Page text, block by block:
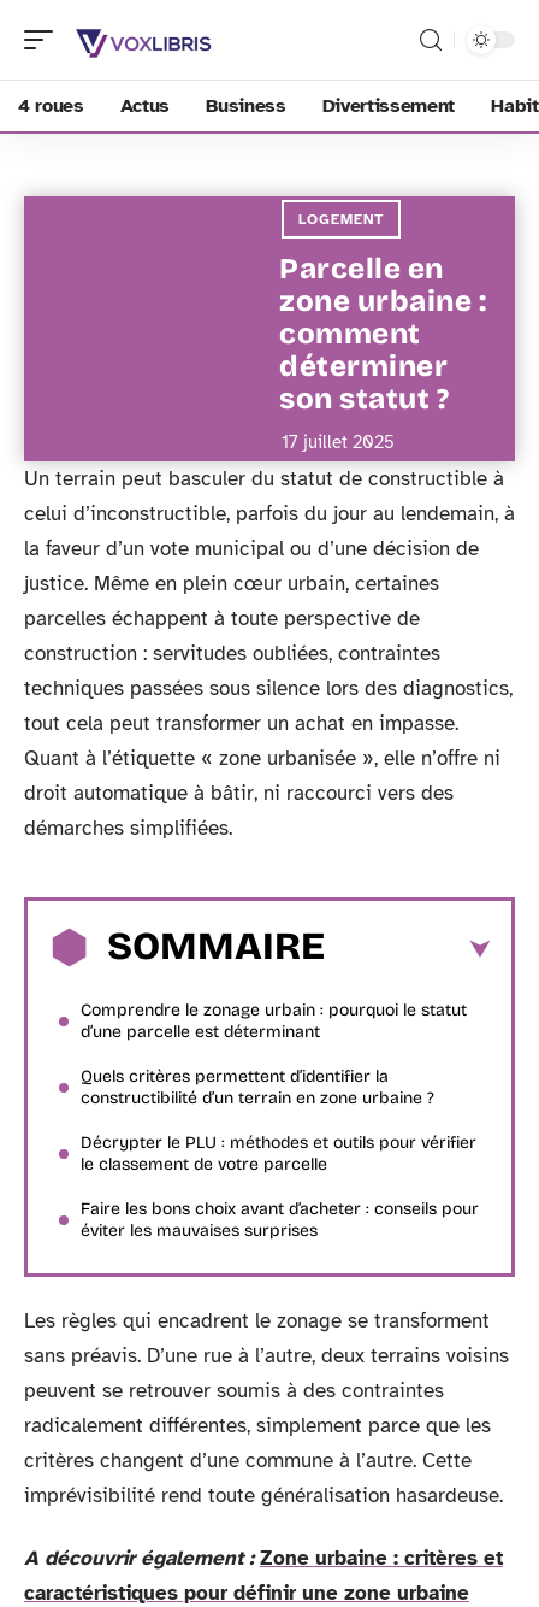
4 roues Actus Business Divertissement
LOGEMENT
Parcelle en
zone urbaine :
comment
déterminer
son statut ?
17 juillet 2025
Un terrain peut basculer du statut de constructible à
celui d’inconstructible, parfois du jour au lendemain, à
la faveur d’un vote municipal ou d’une décision de
justice. Même en plein cœur urbain, certaines
parcelles échappent à toute perspective de
construction : servitudes oubliées, contraintes
techniques passées sous silence lors des diagnostics,
tout cela peut transformer un achat en impasse.
Quant à l’étiquette « zone urbanisée », elle n’offre ni
droit automatique à bâtir, ni raccourci vers des
démarches simplifiées.
SOMMAIRE
Comprendre le zonage urbain : pourquoi le statut
d’une parcelle est déterminant
Quels critères permettent d’identifier la
constructibilité d’un terrain en zone urbaine ?
Décrypter le PLU : méthodes et outils pour vérifier
le classement de votre parcelle
Faire les bons choix avant d’acheter : conseils pour
éviter les mauvaises surprises
Les règles qui encadrent le zonage se transforment
sans préavis. D’une rue à l’autre, deux terrains voisins
peuvent se retrouver soumis à des contraintes
radicalement différentes, simplement parce que les
critères changent d’une commune à l’autre. Cette
imprévisibilité rend toute généralisation hasardeuse.
A découvrir également : Zone urbaine : critères et
caractéristiques pour définir une zone urbaine